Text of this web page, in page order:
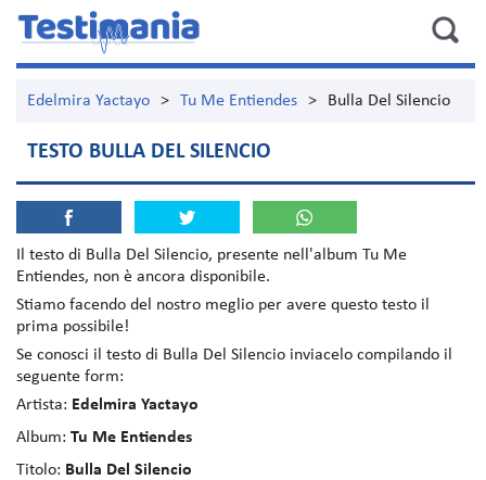
Edelmira Yactayo > Tu Me Entiendes > Bulla Del Silencio
TESTO BULLA DEL SILENCIO
Il testo di Bulla Del Silencio, presente nell'album Tu Me
Entiendes, non è ancora disponibile.
Stiamo facendo del nostro meglio per avere questo testo il
prima possibile!
Se conosci il testo di Bulla Del Silencio inviacelo compilando il
seguente form:
Artista: Edelmira Yactayo
Album: Tu Me Entiendes
Titolo: Bulla Del Silencio